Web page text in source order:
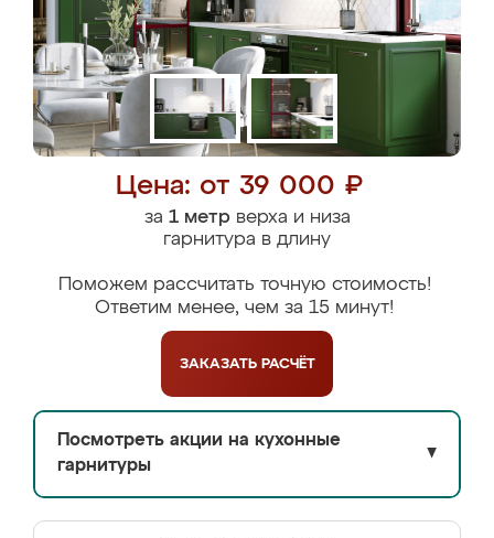
Цена: от 39 000 ₽
за 1 метрверха и низа
гарнитура в длину
Поможем рассчитать точную стоимость!
Ответим менее, чем за 15 минут!
ЗАКАЗАТЬ РАСЧЁТ
Посмотреть акции на кухонные
гарнитуры
▼